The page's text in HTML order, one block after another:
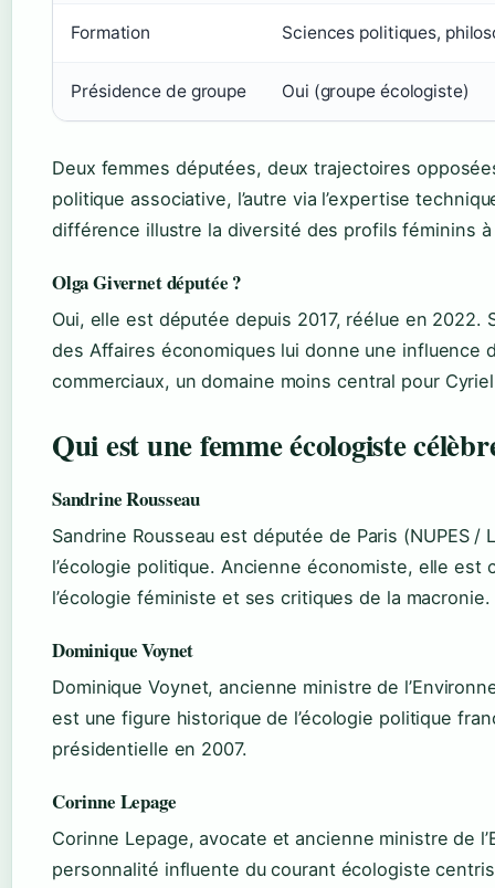
Formation Sciences politiques,
Présidence de groupe Oui (groupe écologiste)
Deux femmes députées, deux trajectoires
politique associative, l’autre via l’expertise
différence illustre la diversité des profils féminins à
Olga Givernet députée ?
Oui, elle est députée depuis 2017, réélue en
des Affaires économiques lui donne une influence
commerciaux, un domaine moins central pour
Qui est une femme écologiste
Sandrine Rousseau
Sandrine Rousseau est députée de Paris (NUPES
l’écologie politique. Ancienne économiste, elle
l’écologie féministe et ses critiques de la macronie.
Dominique Voynet
Dominique Voynet, ancienne ministre de
est une figure historique de l’écologie politique
présidentielle en 2007.
Corinne Lepage
Corinne Lepage, avocate et ancienne ministre de
personnalité influente du courant écologiste